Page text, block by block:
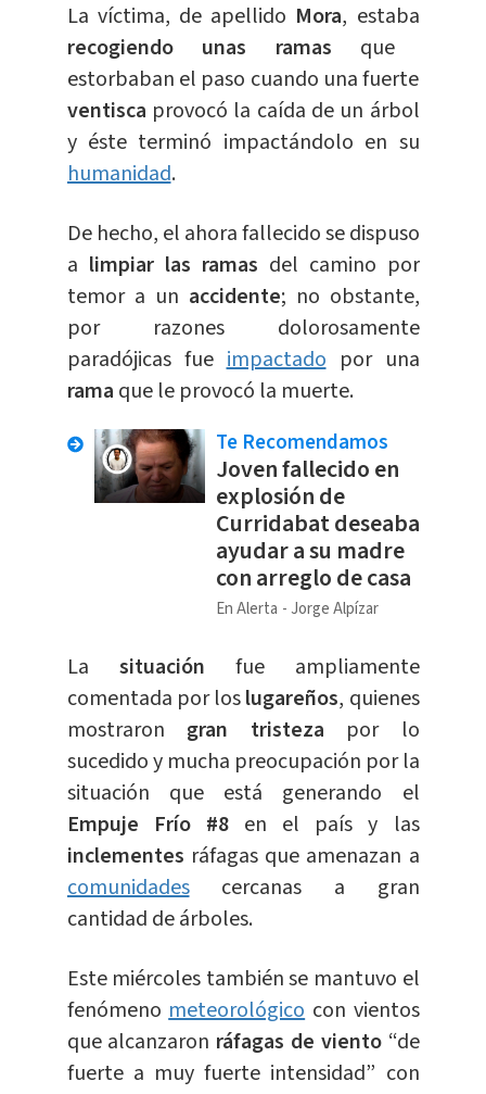
La víctima, de apellido Mora, estaba
recogiendo unas ramas que
estorbaban el paso cuando una fuerte
ventisca provocó la caída de un árbol
y éste terminó impactándolo en su
humanidad.
De hecho, el ahora fallecido se dispuso
a limpiar las ramas del camino por
temor a un accidente; no obstante,
por razones dolorosamente
paradójicas fueimpactadopor una
rama que le provocó la muerte.
Te Recomendamos
Joven fallecido en
explosión de
Curridabat deseaba
ayudar a su madre
con arreglo de casa
En Alerta Jorge Alpízar
La situación fue ampliamente
comentada por loslugareños, quienes
mostraron gran tristeza por lo
sucedido y mucha preocupación por la
situación que está generando el
Empuje Frío #8en el país y las
inclementes ráfagas que amenazan a
comunidadescercanas a gran
cantidad de árboles.
Este miércoles también se mantuvo el
fenómenometeorológicocon vientos
que alcanzaron ráfagas de viento“de
fuerte a muy fuerte intensidad” con